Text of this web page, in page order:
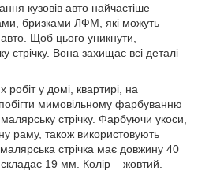
кузовів авто найчастіше
бризками ЛФМ, які можуть
Щоб цього уникнути,
стрічку. Вона захищає всі деталі
у домі, квартирі, на
мимовільному фарбуванню
стрічку. Фарбуючи укоси,
раму, також використовують
стрічка має довжину 40
19 мм. Колір – жовтий.